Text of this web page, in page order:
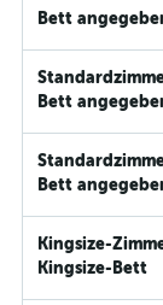
Bett
Bett
Bett
Kingsize-
Kingsize-Bett